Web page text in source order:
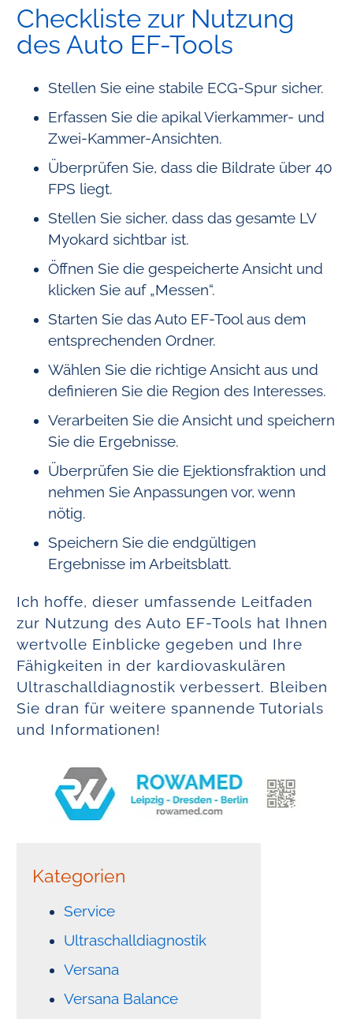
Checkliste zur Nutzung
des Auto EF-Tools
Stellen Sie eine stabile ECG-Spur sicher.
Erfassen Sie die apikal Vierkammer- und
Zwei-Kammer-Ansichten.
Überprüfen Sie, dass die Bildrate über 40
FPS liegt.
Stellen Sie sicher, dass das gesamte LV
Myokard sichtbar ist.
Öffnen Sie die gespeicherte Ansicht und
klicken Sie auf „Messen“.
Starten Sie das Auto EF-Tool aus dem
entsprechenden Ordner.
Wählen Sie die richtige Ansicht aus und
definieren Sie die Region des Interesses.
Verarbeiten Sie die Ansicht und speichern
Sie die Ergebnisse.
Überprüfen Sie die Ejektionsfraktion und
nehmen Sie Anpassungen vor, wenn
nötig.
Speichern Sie die endgültigen
Ergebnisse im Arbeitsblatt.
Ich hoffe, dieser umfassende Leitfaden
zur Nutzung des Auto EF-Tools hat Ihnen
wertvolle Einblicke gegeben und Ihre
Fähigkeiten in der kardiovaskulären
Ultraschalldiagnostik verbessert. Bleiben
Sie dran für weitere spannende Tutorials
und Informationen!
Kategorien
Service
Ultraschalldiagnostik
Versana
Versana Balance